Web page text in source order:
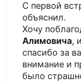
С первой
объяснил.
Хочу
Алимовича,
спасибо за
внимание и
было